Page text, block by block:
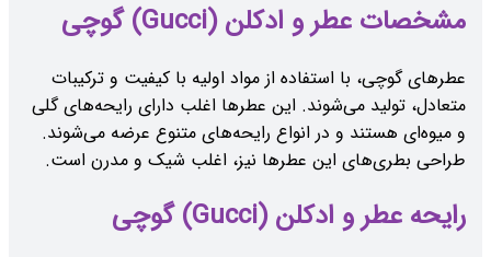
مشخصات عطر و ادکلن (Gucci) گوچی
عطرهای گوچی، با استفاده از مواد اولیه با کیفیت و ترکیبات
متعادل، تولید می‌شوند. این عطرها اغلب دارای رایحه‌های گلی
و میوه‌ای هستند و در انواع رایحه‌های متنوع عرضه می‌شوند.
طراحی بطری‌های این عطرها نیز، اغلب شیک و مدرن است.
رایحه عطر و ادکلن (Gucci) گوچی